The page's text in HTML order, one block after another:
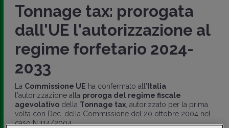
Tonnage tax: prorogata
dall'UE l'autorizzazione al
regime forfetario 2024-
2033
La Commissione UE ha confermato all' Italia
l'autorizzazione alla proroga del regime fiscale
agevolativodella Tonnage tax, autorizzato per la prima
volta con Dec. della Commissione del 20 ottobre 2004 nel
caso N 114/2004.